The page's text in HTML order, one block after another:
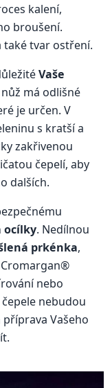
kalení,
broušení.
také tvar ostření.
Vaše
nůž má odlišné
je určen. V
s kratší a
zakřivenou
čepelí, aby
dalších.
ocílky. Nedílnou
prkénka,
Cromargan®
nebo
nebudou
Vašeho